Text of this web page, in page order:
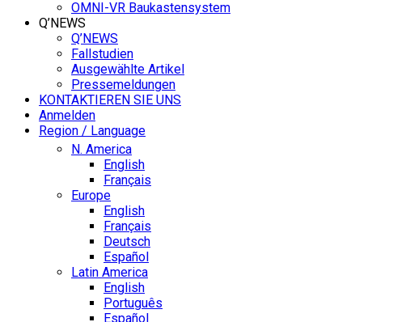
OMNI-VR Baukastensystem
Q’NEWS
Q’NEWS
Fallstudien
Ausgewählte Artikel
Pressemeldungen
KONTAKTIEREN SIE UNS
Anmelden
Region / Language
N. America
English
Français
Europe
English
Français
Deutsch
Español
Latin America
English
Português
Español